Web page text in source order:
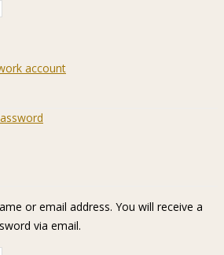
account
or email address. You will receive a
via email.